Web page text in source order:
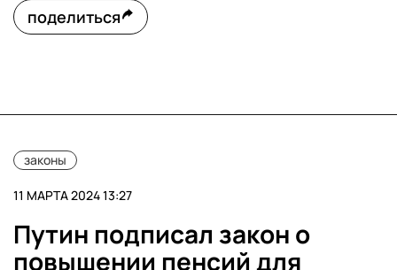
поделиться
законы
11 МАРТА 2024 13:27
Путин подписал закон о
повышении пенсий для